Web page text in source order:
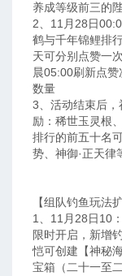
养成等级前三的
2、11月28日
鹤与千年锦鲤排
天可分别点赞一
晨05:00刷新点
数量
3、活动结束后
励：稀世玉灵根
排行的前五十名
势、神御·正天律
【组队钓鱼玩法
1、11月28日10
限时开启，新增
恺可创建【神秘
宝箱（二十一至